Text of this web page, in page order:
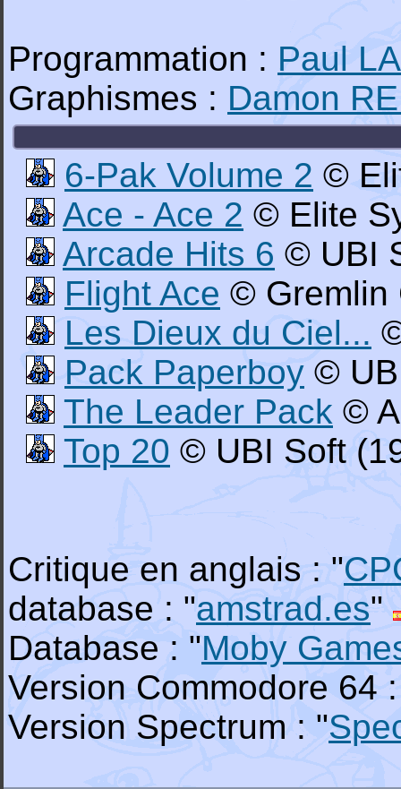
Programmation : Paul
Graphismes : Damon
6-Pak Volume 2 ©
Ace - Ace 2 © Elite
Arcade Hits 6 © UBI
Flight Ace © Gremlin
Les Dieux du Ciel...
Pack Paperboy ©
The Leader Pack ©
Top 20 © UBI Soft
Critique en anglais : "
database : "amstrad.es"
Database : "Moby
Version Commodore 64
Version Spectrum : "